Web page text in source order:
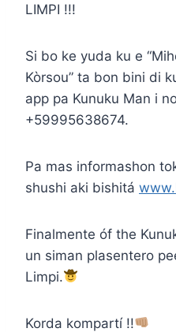
LIMPI !!!
Si bo ke yuda ku e
Kòrsou” ta bon bini di
app pa Kunuku Man i
+59995638674.
Pa mas informashon
shushi aki bishitá
Finalmente óf the
un siman plasentero
Limpi.
Korda kompartí !!